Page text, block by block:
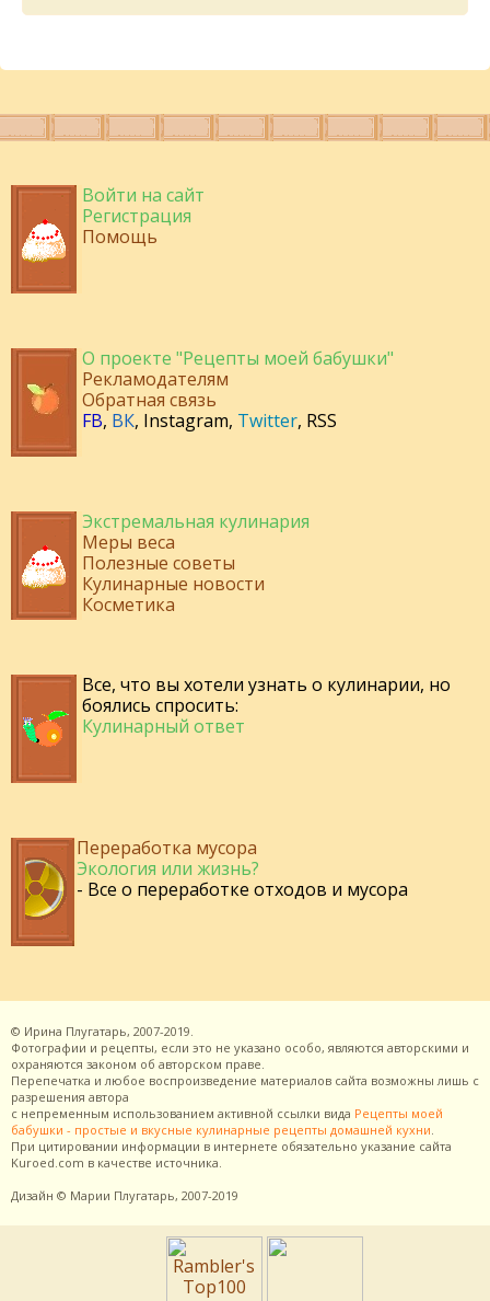
Войти на сайт
Регистрация
Помощь
О проекте "Рецепты моей бабушки"
Рекламодателям
Обратная связь
FB, ВК, Instagram, Twitter, RSS
Экстремальная кулинария
Меры веса
Полезные советы
Кулинарные новости
Косметика
Все, что вы хотели узнать о кулинарии, но
боялись спросить:
Кулинарный ответ
Переработка мусора
Экология или жизнь?
- Все о переработке отходов и мусора
© Ирина Плугатарь, 2007-2019.
Фотографии и рецепты, если это не указано особо, являются авторскими и
охраняются законом об авторском праве.
Перепечатка и любое воспроизведение материалов сайта возможны лишь с
разрешения автора
с непременным использованием активной ссылки вида Рецепты моей
бабушки - простые и вкусные кулинарные рецепты домашней кухни.
При цитировании информации в интернете обязательно указание сайта
Kuroed.com в качестве источника.
Дизайн © Марии Плугатарь, 2007-2019